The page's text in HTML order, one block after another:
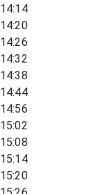
14:14
14:20
14:26
14:32
14:38
14:44
14:56
15:02
15:08
15:14
15:20